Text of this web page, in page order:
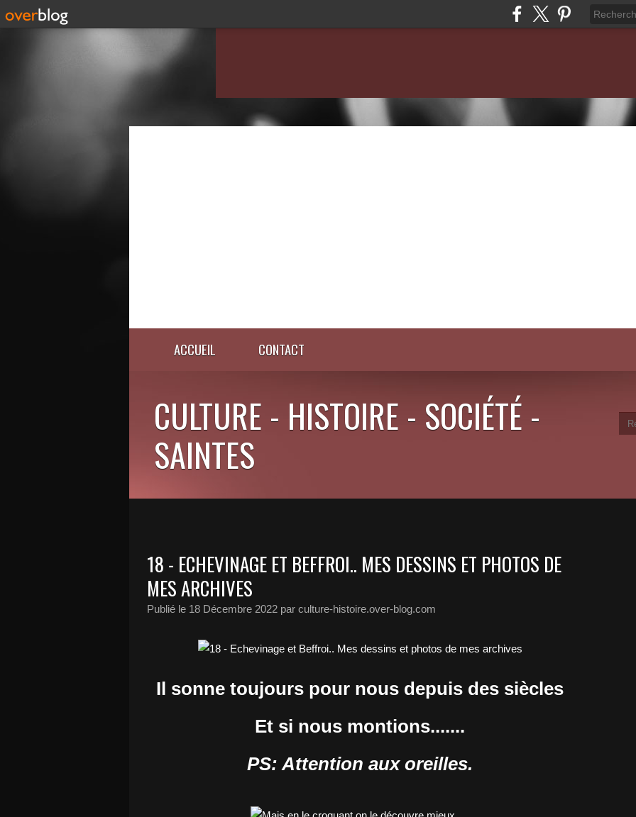
ACCUEIL CONTACT
CULTURE - HISTOIRE - SOCIÉTÉ -
SAINTES
18 - ECHEVINAGE ET BEFFROI.. MES DESSINS ET PHOTOS DE
MES ARCHIVES
Publié le 18 Décembre 2022 par culture-histoire.over-blog.com
Il sonne toujours pour nous depuis des siècles
Et si nous montions.......
PS: Attention aux oreilles.